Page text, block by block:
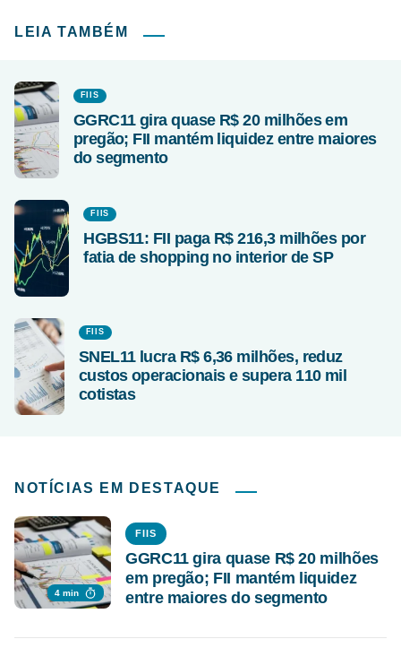
LEIA TAMBÉM
FIIS
GGRC11 gira quase R$ 20 milhões em
pregão; FII mantém liquidez entre maiores
do segmento
FIIS
HGBS11: FII paga R$ 216,3 milhões por
fatia de shopping no interior de SP
FIIS
SNEL11 lucra R$ 6,36 milhões, reduz
custos operacionais e supera 110 mil
cotistas
NOTÍCIAS EM DESTAQUE
4 min
FIIS
GGRC11 gira quase R$ 20 milhões
em pregão; FII mantém liquidez
entre maiores do segmento